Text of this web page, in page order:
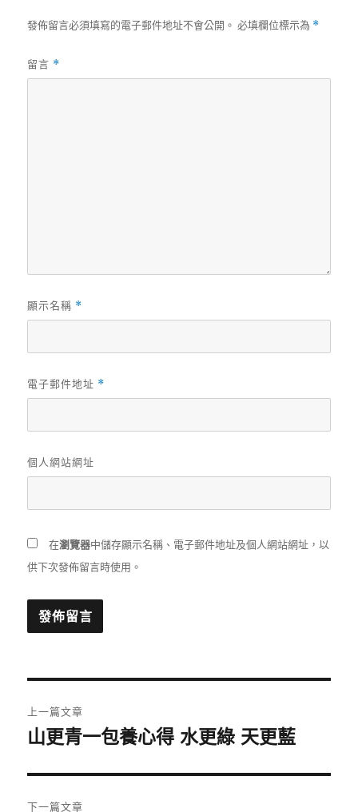
發佈留言必須填寫的電子郵件地址不會公開。 必填欄位標示為 *
留言 *
顯示名稱 *
電子郵件地址 *
個人網站網址
在瀏覽器中儲存顯示名稱、電子郵件地址及個人網站網址，以
供下次發佈留言時使用。
章
覽
上一篇文章
上
篇
文
山更青一包養心得 水更綠 天更藍
下一篇文章